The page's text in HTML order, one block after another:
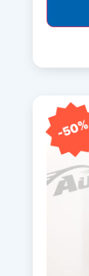
-50%